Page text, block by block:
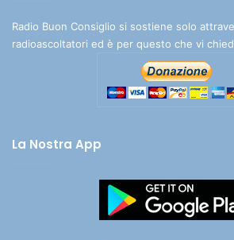
Radio Buon Consiglio si sostiene solo
radioascoltatori ed è per questo che vi
La Nostra App